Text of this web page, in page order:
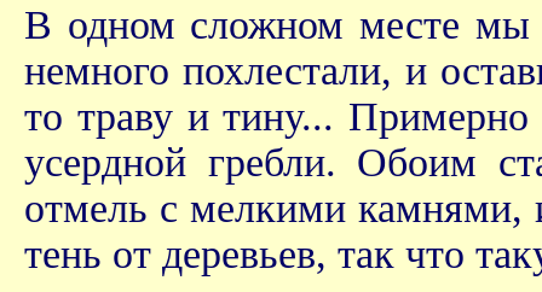
В одном сложном месте мы
немного похлестали, и
то траву и тину... Примерно
усердной гребли. Обоим
отмель с мелкими камнями,
тень от деревьев, так что